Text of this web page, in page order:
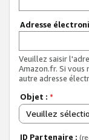
Adresse
Veuillez saisir
Amazon.fr. Si vous
autre adresse
Objet : *
Veuillez
ID Partenaire :